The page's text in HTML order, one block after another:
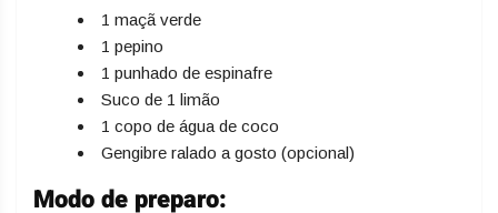
1 maçã verde
1 pepino
1 punhado de espinafre
Suco de 1 limão
1 copo de água de coco
Gengibre ralado a gosto (opcional)
Modo de preparo: